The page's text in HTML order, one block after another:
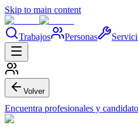
Skip to main content
Trabajos Personas
Volver
Encuentra profesionales y